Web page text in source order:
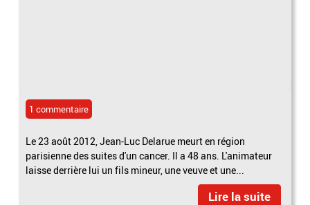
1 commentaire
Le 23 août 2012, Jean-Luc Delarue meurt en région
parisienne des suites d'un cancer. Il a 48 ans. L'animateur
laisse derrière lui un fils mineur, une veuve et une...
Lire la suite